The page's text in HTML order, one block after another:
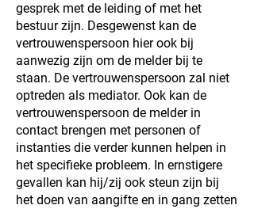
gesprek met de leiding of met het
bestuur zijn. Desgewenst kan de
vertrouwenspersoon hier ook bij
aanwezig zijn om de melder bij te
staan. De vertrouwenspersoon zal niet
optreden als mediator. Ook kan de
vertrouwenspersoon de melder in
contact brengen met personen of
instanties die verder kunnen helpen in
het specifieke probleem. In ernstigere
gevallen kan hij/zij ook steun zijn bij
het doen van aangifte en in gang zetten